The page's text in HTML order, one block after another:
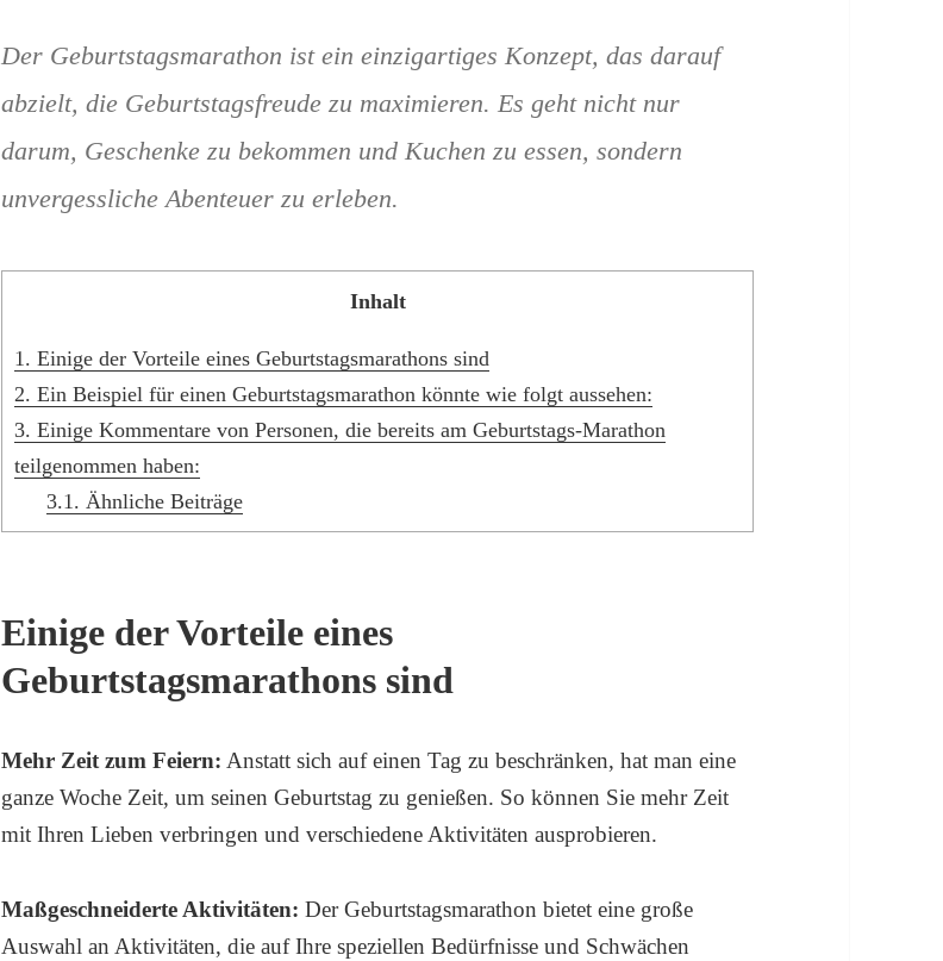
Der Geburtstagsmarathon ist ein einzigartiges Konzept, das darauf
abzielt, die Geburtstagsfreude zu maximieren. Es geht nicht nur
darum, Geschenke zu bekommen und Kuchen zu essen, sondern
unvergessliche Abenteuer zu erleben.
Inhalt
1. Einige der Vorteile eines Geburtstagsmarathons sind
2. Ein Beispiel für einen Geburtstagsmarathon könnte wie folgt aussehen:
3. Einige Kommentare von Personen, die bereits am Geburtstags-Marathon
teilgenommen haben:
3.1. Ähnliche Beiträge
Einige der Vorteile eines
Geburtstagsmarathons sind
Mehr Zeit zum Feiern: Anstatt sich auf einen Tag zu beschränken, hat man eine
ganze Woche Zeit, um seinen Geburtstag zu genießen. So können Sie mehr Zeit
mit Ihren Lieben verbringen und verschiedene Aktivitäten ausprobieren.
Maßgeschneiderte Aktivitäten: Der Geburtstagsmarathon bietet eine große
Auswahl an Aktivitäten, die auf Ihre speziellen Bedürfnisse und Schwächen